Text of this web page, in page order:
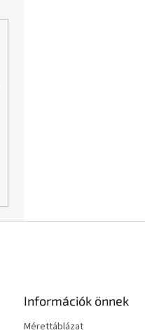
Információk önnek
Mérettáblázat